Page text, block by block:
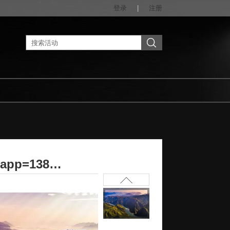
登录 注册
u=2895747333,2424233312&fm=253&fmt=auto&app=138&f=JPEG